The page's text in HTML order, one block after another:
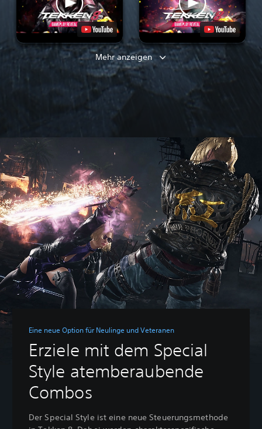
Mehr anzeigen
Eine neue Option für Neulinge und Veteranen
Erziele mit dem Special
Style atemberaubende
Combos
Der Special Style ist eine neue Steuerungsmethode